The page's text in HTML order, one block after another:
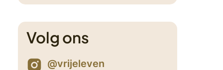
Volg ons
@vrijeleven